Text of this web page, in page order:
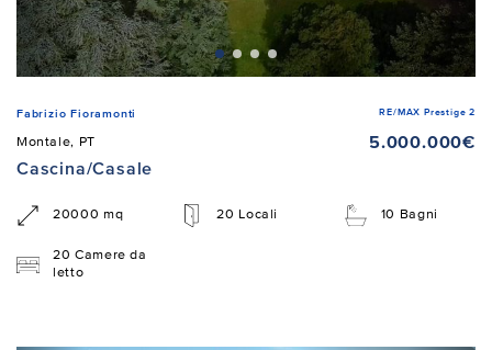
Fabrizio Fioramonti RE/MAX Prestige 2
Montale, PT
5.000.000€
Cascina/Casale
20000 mq 20 Locali 10 Bagni
20 Camere da
letto